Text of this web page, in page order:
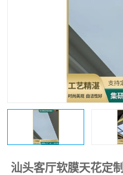
汕头客厅软膜天花定